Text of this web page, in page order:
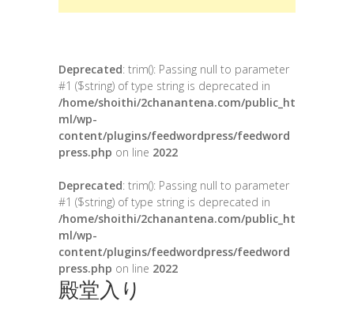
Deprecated: trim(): Passing null to parameter
#1 ($string) of type string is deprecated in
/home/shoithi/2chanantena.com/public_ht
ml/wp-
content/plugins/feedwordpress/feedword
press.php on line 2022
Deprecated: trim(): Passing null to parameter
#1 ($string) of type string is deprecated in
/home/shoithi/2chanantena.com/public_ht
ml/wp-
content/plugins/feedwordpress/feedword
press.php on line 2022
殿堂入り